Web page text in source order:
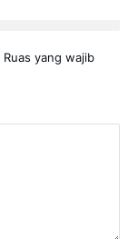
Ruas yang wajib